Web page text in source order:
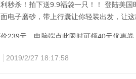
秒杀！拍下送9.9福袋一只！！ 登陆美
电子磨砂，带上行囊让你轻装出发，让这
239元，电脑端点此限时可领40元优惠券
复制标题淘口令，打开手机淘宝即可查看
2019/2/27 18:17:58